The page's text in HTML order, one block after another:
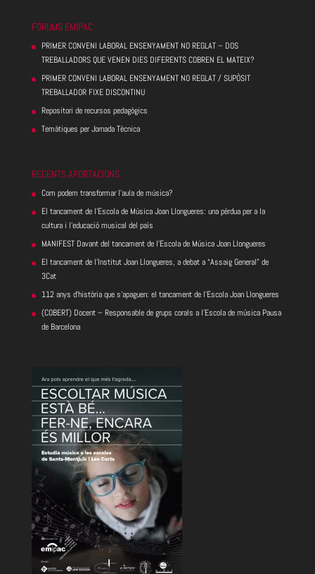
FÓRUMS EMIPAC
PRIMER CONVENI LABORAL ENSENYAMENT NO REGLAT – DOS
TREBALLADORS QUE VENEN DIES DIFERENTS COBREN EL MATEIX?
PRIMER CONVENI LABORAL ENSENYAMENT NO REGLAT / SUPÒSIT
TREBALLADOR FIXE DISCONTINU
Repositori de recursos pedagògics
Temàtiques per Jornada Tècnica
RECENTS APORTACIONS
Com podem transformar l’aula de música?
El tancament de l’Escola de Música Joan Llongueres: una pèrdua per a la
cultura i l’educació musical del país
MANIFEST Davant del tancament de l’Escola de Música Joan Llongueres
El tancament de l’Institut Joan Llongueres, a debat a “Assaig General” de
3Cat
112 anys d’història que s’apaguen: el tancament de l’Escola Joan Llongueres
(COBERT) Docent – Responsable de grups corals a l’Escola de música Pausa
de Barcelona